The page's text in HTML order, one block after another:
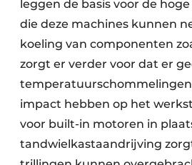
leggen de basis voor de
die deze machines kunnen
koeling van componenten
zorgt er verder voor dat er
impact hebben op het
voor built-in motoren in
tandwielkastaandrijving